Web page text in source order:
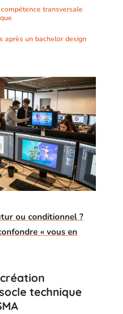
transversale
après un bachelor design
ou conditionnel ?
« vous en
technique